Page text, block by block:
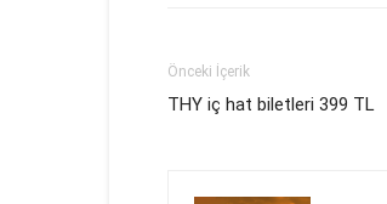
Önceki İçerik
THY iç hat biletleri 399 TL